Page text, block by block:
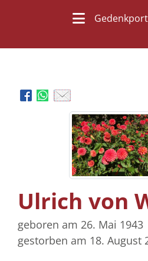
Ulrich von
geboren am 26. Mai 1943
gestorben am 18. August